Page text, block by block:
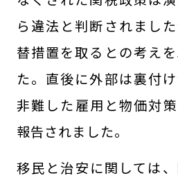
ら違法と判断されまし
替措置を取るとの考え
た。直後に外部は裏付
非難した雇用と物価対
報告されました。
移民と治安に関しては